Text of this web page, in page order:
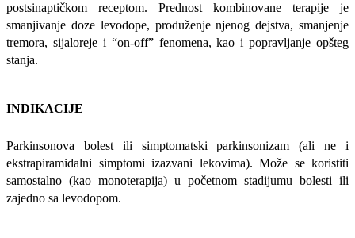
postsinaptičkom receptom. Prednost kombinovane terapije je
smanjivanje doze levodope, produženje njenog dejstva, smanjenje
tremora, sijaloreje i “on-off” fenomena, kao i popravljanje opšteg
stanja.
INDIKACIJE
Parkinsonova bolest ili simptomatski parkinsonizam (ali ne i
ekstrapiramidalni simptomi izazvani lekovima). Može se koristiti
samostalno (kao monoterapija) u početnom stadijumu bolesti ili
zajedno sa levodopom.